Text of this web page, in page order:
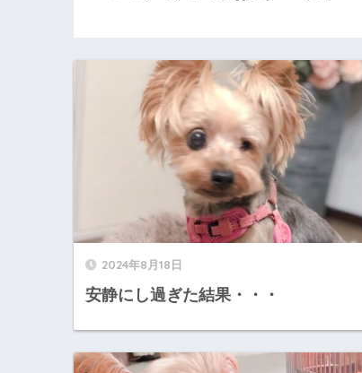
2024年8月18日
安静にし過ぎた結果・・・